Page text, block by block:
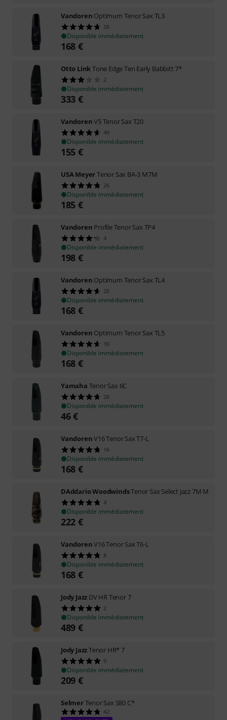
Vandoren Optimum Tenor Sax TL3
38
Disponible immédiatement
168 €
Otto LinkTone Edge Ten Early Babbitt 7*
2
Disponible immédiatement
333 €
VandorenV5 Tenor Sax T20
49
Disponible immédiatement
155 €
USA MeyerTenor Sax BA-3 M7M
26
Disponible immédiatement
185 €
Vandoren Profile Tenor Sax TP4
4
Disponible immédiatement
198 €
Vandoren Optimum Tenor Sax TL4
25
Disponible immédiatement
168 €
Vandoren Optimum Tenor Sax TL5
10
Disponible immédiatement
168 €
Yamaha Tenor Sax 6C
28
Disponible immédiatement
46€
VandorenV16 Tenor Sax T7-L
16
Disponible immédiatement
168 €
DAddario WoodwindsTenor Sax Select Jazz 7M M
4
Disponible immédiatement
222 €
VandorenV16 Tenor Sax T6-L
8
Disponible immédiatement
168 €
Jody Jazz DV HR Tenor 7
2
Disponible immédiatement
489 €
Jody JazzTenor HR* 7
9
Disponible immédiatement
209 €
SelmerTenor Sax S80 C*
42